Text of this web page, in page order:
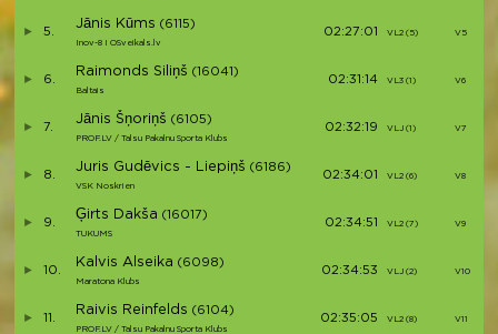
5.
Jānis Kūms (6115)
Inov-8 I OSveikals.lv
02:27:01 VL2 (5) V5
6.
Raimonds Siliņš (16041)
Baltais
02:31:14 VL3 (1) V6
7.
Jānis Šņoriņš (6105)
PROF.LV / Talsu Pakalnu Sporta Klubs
02:32:19 VLJ (1) V7
8.
Juris Gudēvics - Liepiņš (6186)
VSK Noskrien
02:34:01 VL2 (6) V8
9.
Ģirts Dakša (16017)
TUKUMS
02:34:51 VL2 (7) V9
10.
Kalvis Alseika (6098)
Maratona Klubs
02:34:53 VLJ (2) V10
11.
Raivis Reinfelds (6104)
PROF.LV / Talsu Pakalnu Sporta Klubs
02:35:05 VL2 (8) V11